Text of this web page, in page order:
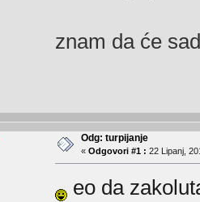
znam da će
Odg: turpijanje
« Odgovori #1 : 22 Lipanj,
eo da